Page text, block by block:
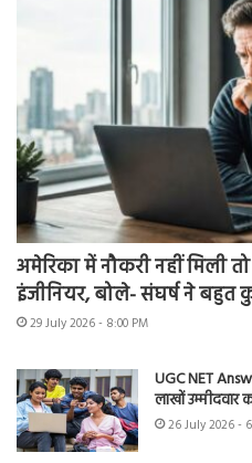
अमेरिका में नौकरी नहीं मिली
इंजीनियर, बोले- संघर्ष ने बहुत
29 July 2026 - 8:00 PM
UGC NET
लाखों उम्मीदवार
26 July 2026 -